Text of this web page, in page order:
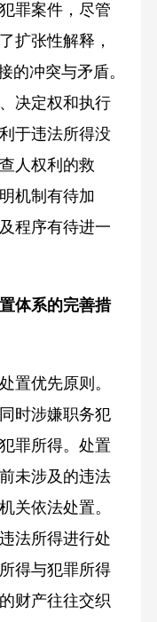
罪案件，尽管
扩张性解释，
的冲突与矛盾。
决定权和执行
于违法所得没
人权利的救
机制有待加
程序有待进一
体系的完善措
置优先原则。
时涉嫌职务犯
罪所得。处置
未涉及的违法
关依法处置。
法所得进行处
得与犯罪所得
财产往往交织